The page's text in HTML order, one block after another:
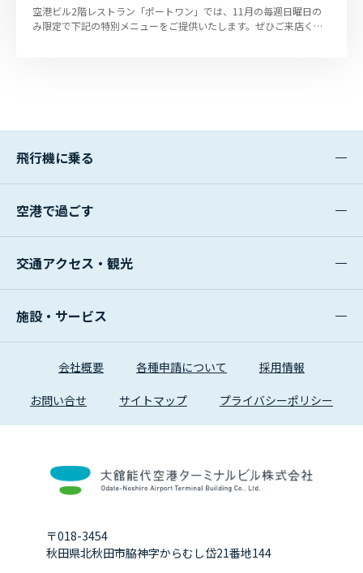
空港ビル2階レストラン「ポートワン」では、11月の毎週日曜日の
み限定で下記の特別メニューをご提供いたします。ぜひご来店くだ
飛行機に乗る
空港で過ごす
交通アクセス・観光
施設・サービス
会社概要 各種申請について 採用情報
お問い合せ サイトマップ プライバシーポリシー
〒018-3454
秋田県北秋田市脇神字からむし岱21番地144